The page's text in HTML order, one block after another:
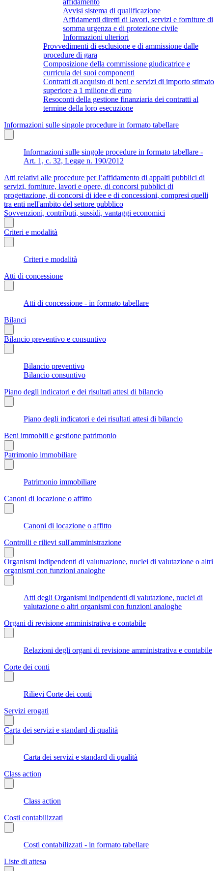
Avvisi sistema di qualificazione
Affidamenti diretti di lavori, servizi e forniture di
somma urgenza e di protezione civile
Informazioni ulteriori
Provvedimenti di esclusione e di ammissione dalle
procedure di gara
Composizione della commissione giudicatrice e
curricula dei suoi componenti
Contratti di acquisto di beni e servizi di importo stimato
superiore a 1 milione di euro
Resoconti della gestione finanziaria dei contratti al
termine della loro esecuzione
Informazioni sulle singole procedure in formato tabellare
Informazioni sulle singole procedure in formato tabellare -
Art. 1, c. 32, Legge n. 190/2012
Atti relativi alle procedure per l’affidamento di appalti pubblici di
servizi, forniture, lavori e opere, di concorsi pubblici di
progettazione, di concorsi di idee e di concessioni, compresi quelli
tra enti nell'ambito del settore pubblico
Sovvenzioni, contributi, sussidi, vantaggi economici
Criteri e modalità
Criteri e modalità
Atti di concessione
Atti di concessione - in formato tabellare
Bilanci
Bilancio preventivo e consuntivo
Bilancio preventivo
Bilancio consuntivo
Piano degli indicatori e dei risultati attesi di bilancio
Piano degli indicatori e dei risultati attesi di bilancio
Beni immobili e gestione patrimonio
Patrimonio immobiliare
Patrimonio immobiliare
Canoni di locazione o affitto
Canoni di locazione o affitto
Controlli e rilievi sull'amministrazione
Organismi indipendenti di valutuazione, nuclei di valutazione o altri
organismi con funzioni analoghe
Atti degli Organismi indipendenti di valutazione, nuclei di
valutazione o altri organismi con funzioni analoghe
Organi di revisione amministrativa e contabile
Relazioni degli organi di revisione amministrativa e contabile
Corte dei conti
Rilievi Corte dei conti
Servizi erogati
Carta dei servizi e standard di qualità
Carta dei servizi e standard di qualità
Class action
Class action
Costi contabilizzati
Costi contabilizzati - in formato tabellare
Liste di attesa